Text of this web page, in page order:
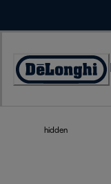
Accessibility
hidden